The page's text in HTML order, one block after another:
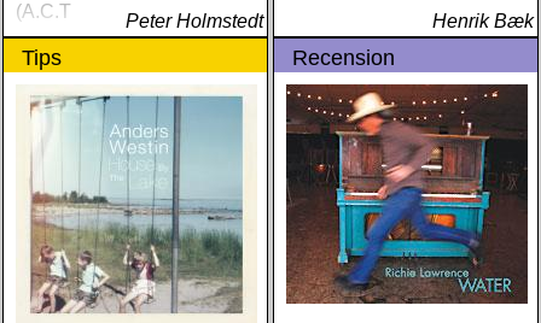
(A.C.T
Peter Holmstedt Henrik Bæk
Tips Recension